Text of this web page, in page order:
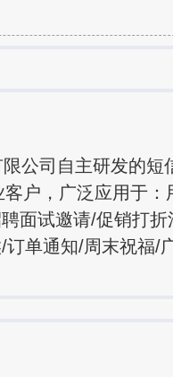
公司自主研发的短
户，广泛应用于：
面试邀请/促销打
单通知/周末祝福/